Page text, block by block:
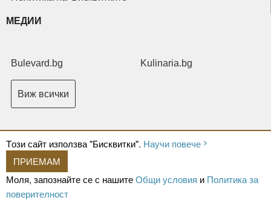
Tози сайт използва "Бисквитки". Научи повече
ПРИЕМАМ
Моля, запознайте се с нашитеОбщи условия и Политика за
поверителност
МЕДИИ
Bulevard.bg Kulinaria.bg
Виж всички
Copyright © 2026 Ксениум ООД. Всички права запазени.
XeniumCompany.com